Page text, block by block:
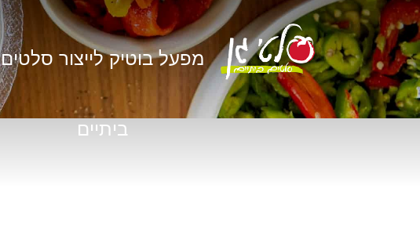
מפעל בוטיק לייצור סלטים
ביתיים